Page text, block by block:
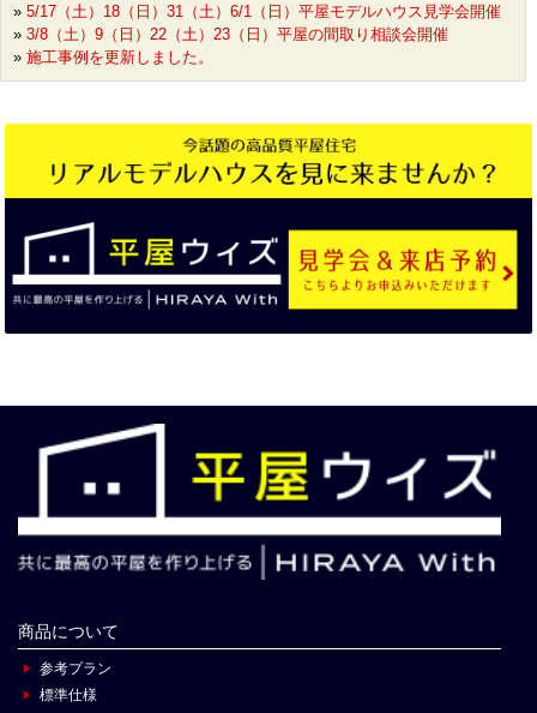
» 5/17（土）18（日）31（土）6/1（日）平屋モデルハウス見学会開催
» 3/8（土）9（日）22（土）23（日）平屋の間取り相談会開催
» 施工事例を更新しました。
商品について
参考プラン
標準仕様